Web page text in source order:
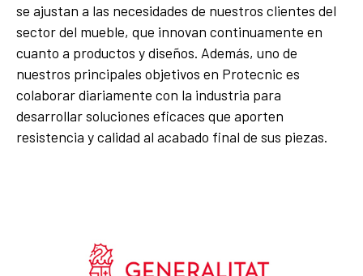
se ajustan a las necesidades de nuestros clientes del
sector del mueble, que innovan continuamente en
cuanto a productos y diseños. Además, uno de
nuestros principales objetivos en Protecnic es
colaborar diariamente con la industria para
desarrollar soluciones eficaces que aporten
resistencia y calidad al acabado final de sus piezas.